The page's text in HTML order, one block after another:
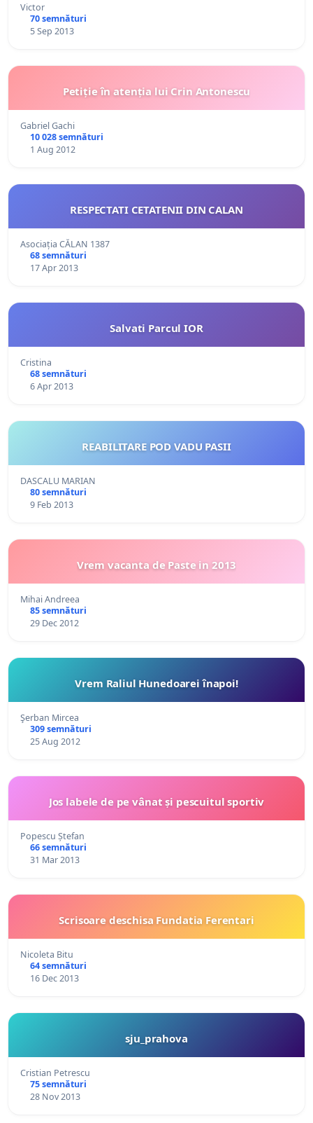
Victor
70 semnături
5 Sep 2013
Petiție în atenția lui Crin Antonescu
Gabriel Gachi
10 028 semnături
1 Aug 2012
RESPECTATI CETATENII DIN CALAN
Asociația CĂLAN 1387
68 semnături
17 Apr 2013
Salvati Parcul IOR
Cristina
68 semnături
6 Apr 2013
REABILITARE POD VADU PASII
DASCALU MARIAN
80 semnături
9 Feb 2013
Vrem vacanta de Paste in 2013
Mihai Andreea
85 semnături
29 Dec 2012
Vrem Raliul Hunedoarei înapoi!
Şerban Mircea
309 semnături
25 Aug 2012
Jos labele de pe vânat și pescuitul sportiv
Popescu Ștefan
66 semnături
31 Mar 2013
Scrisoare deschisa Fundatia Ferentari
Nicoleta Bitu
64 semnături
16 Dec 2013
sju_prahova
Cristian Petrescu
75 semnături
28 Nov 2013